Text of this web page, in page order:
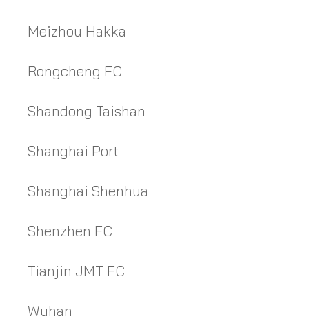
Meizhou Hakka
Rongcheng FC
Shandong Taishan
Shanghai Port
Shanghai Shenhua
Shenzhen FC
Tianjin JMT FC
Wuhan